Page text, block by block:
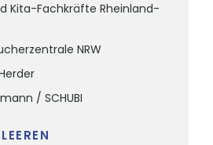
Kita-Fachkräfte Rheinland-
NRW
/ SCHUBI